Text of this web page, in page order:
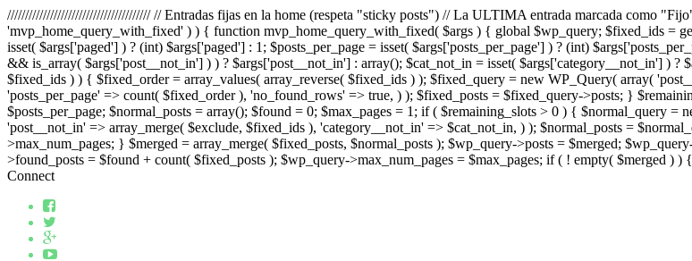
//////////////////////////////////////// // Entradas fijas en la home (respeta "sticky posts") // La ULTIMA entrada marcada como
'mvp_home_query_with_fixed' ) ) { function mvp_home_query_with_fixed( $args ) { global $wp_query; $fixed_ids =
isset( $args['paged'] ) ? (int) $args['paged'] : 1; $posts_per_page = isset( $args['posts_per_page'] ) ? (int)
&& is_array( $args['post__not_in'] ) ) ? $args['post__not_in'] : array(); $cat_not_in = isset( $args['category__not_in'] )
$fixed_ids ) ) { $fixed_order = array_values( array_reverse( $fixed_ids ) ); $fixed_query = new WP_Query( array(
'posts_per_page' => count( $fixed_order ), 'no_found_rows' => true, ) ); $fixed_posts = $fixed_query->posts; }
$posts_per_page; $normal_posts = array(); $found = 0; $max_pages = 1; if ( $remaining_slots > 0 ) { $normal_query =
'post__not_in' => array_merge( $exclude, $fixed_ids ), 'category__not_in' => $cat_not_in, ) ); $normal_posts =
>max_num_pages; } $merged = array_merge( $fixed_posts, $normal_posts ); $wp_query->posts = $merged;
>found_posts = $found + count( $fixed_posts ); $wp_query->max_num_pages = $max_pages; if ( ! empty( $merged
Connect